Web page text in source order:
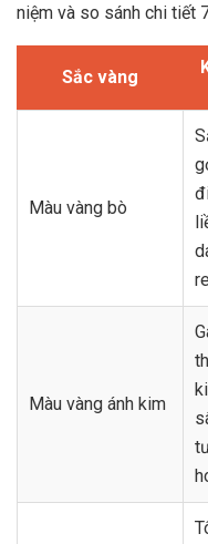
niệm và so sánh chi tiết
Sắc vàng
Màu vàng bò
Màu vàng ánh kim